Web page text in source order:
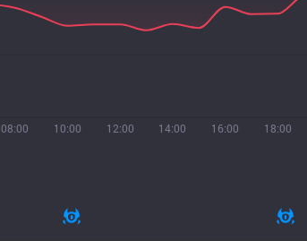
08:00 10:00 12:00 14:00 16:00 18:00